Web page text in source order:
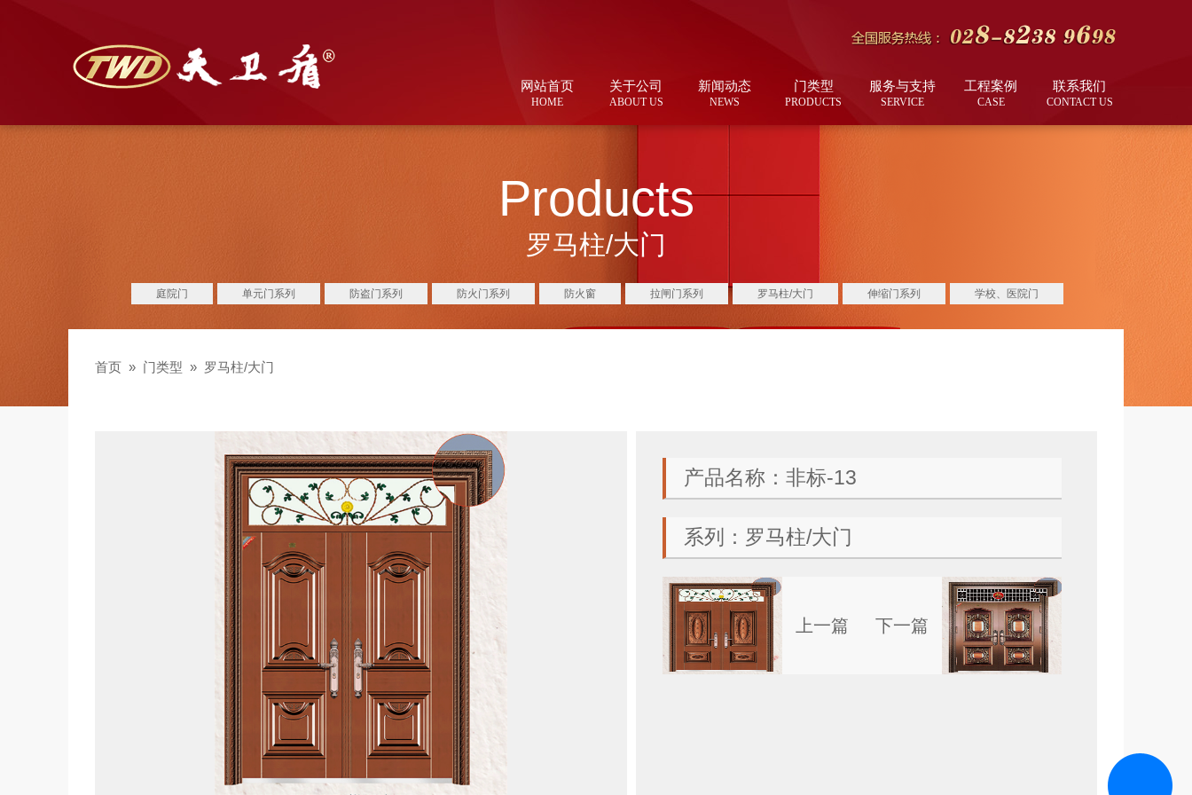
网站首页
HOME
关于公司
ABOUT US
新闻动态
NEWS
门类型
PRODUCTS
服务与支持
SERVICE
工程案例
CASE
联系我们
CONTACT US
Products
罗马柱/大门
庭院门 单元门系列 防盗门系列 防火门系列 防火窗 拉闸门系列 罗马柱/大门 伸缩门系列 学校、医院门
首页 » 门类型 » 罗马柱/大门
产品名称：非标-13
系列：罗马柱/大门
上一篇 下一篇